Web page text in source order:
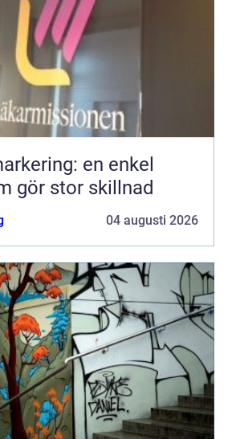
en enkel
gör stor skillnad
04 augusti 2026